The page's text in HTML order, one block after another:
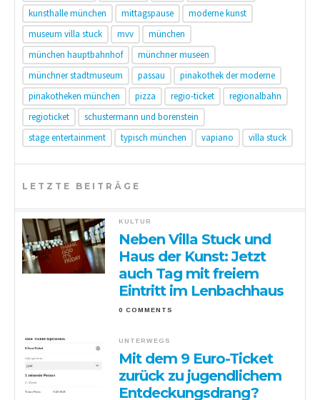
kunsthalle münchen
mittagspause
moderne kunst
museum villa stuck
mvv
münchen
münchen hauptbahnhof
münchner museen
münchner stadtmuseum
passau
pinakothek der moderne
pinakotheken münchen
pizza regio-ticket
regionalbahn
regioticket
schustermann und borenstein
stage entertainment
typisch münchen vapiano villa stuck
LETZTE BEITRÄGE
KULTUR
Neben Villa Stuck und
Haus der Kunst: Jetzt
auch Tag mit freiem
Eintritt im Lenbachhaus
0 COMMENTS
UNTERWEGS
Mit dem 9 Euro-Ticket
zurück zu jugendlichem
Entdeckungsdrang?